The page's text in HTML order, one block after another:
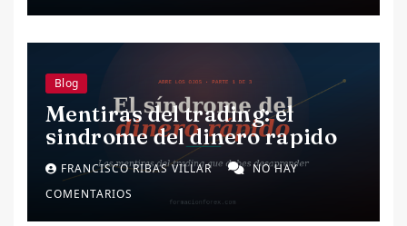
Blog
Mentiras del trading: el
sindrome del dinero rapido
FRANCISCO RIBAS VILLAR
NO HAY
COMENTARIOS